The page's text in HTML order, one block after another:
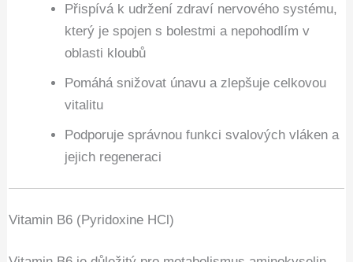
Přispívá k udržení zdraví nervového systému,
který je spojen s bolestmi a nepohodlím v
oblasti kloubů
Pomáhá snižovat únavu a zlepšuje celkovou
vitalitu
Podporuje správnou funkci svalových vláken a
jejich regeneraci
Vitamin B6 (Pyridoxine HCl)